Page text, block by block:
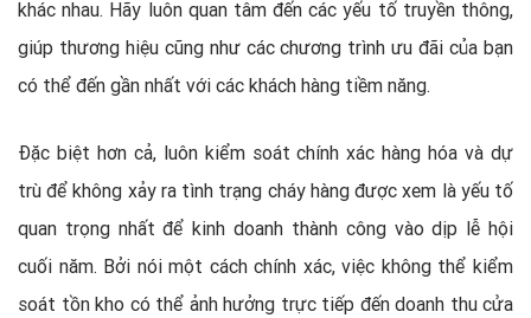
khác nhau. Hãy luôn quan tâm đến các yếu tố truyền thông,
giúp thương hiệu cũng như các chương trình ưu đãi của bạn
có thể đến gần nhất với các khách hàng tiềm năng.
Đặc biệt hơn cả, luôn kiểm soát chính xác hàng hóa và dự
trù để không xảy ra tình trạng cháy hàng được xem là yếu tố
quan trọng nhất để kinh doanh thành công vào dịp lễ hội
cuối năm. Bởi nói một cách chính xác, việc không thể kiểm
soát tồn kho có thể ảnh hưởng trực tiếp đến doanh thu cửa